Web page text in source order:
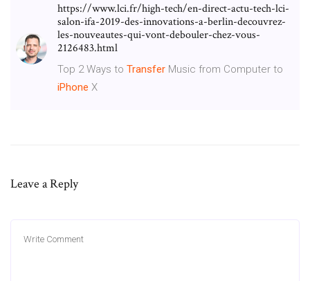
https://www.lci.fr/high-tech/en-direct-actu-tech-lci-
salon-ifa-2019-des-innovations-a-berlin-decouvrez-
les-nouveautes-qui-vont-debouler-chez-vous-
2126483.html
Top 2 Ways to Transfer Music from Computer to
iPhone X
Leave a Reply